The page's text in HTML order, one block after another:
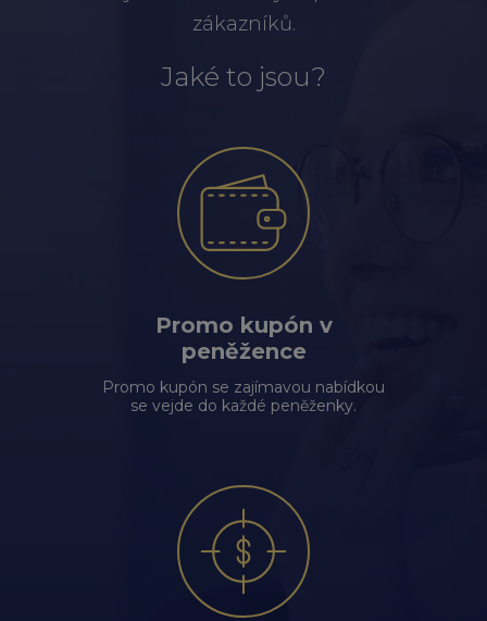
zákazníků.
Jaké to jsou?
Promo kupón v
peněžence
Promo kupón se zajímavou nabídkou
se vejde do každé peněženky.